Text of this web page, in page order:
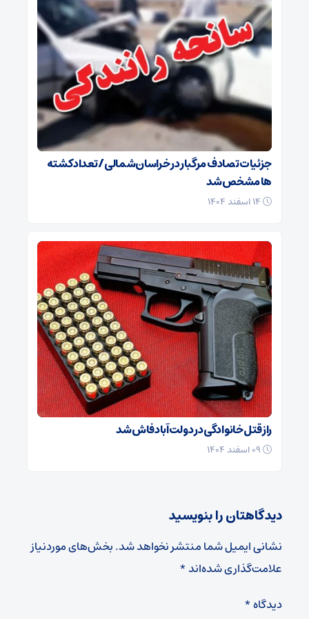
جزئیات تصادف مرگبار در خراسان‌شمالی/ تعداد کشته
ها مشخص شد
راز قتل خانوادگی در دولت‌آباد فاش شد
دیدگاهتان را بنویسید
نشانی ایمیل شما منتشر نخواهد شد.بخش‌های موردنیاز
علامت‌گذاری شده‌اند*
دیدگاه*